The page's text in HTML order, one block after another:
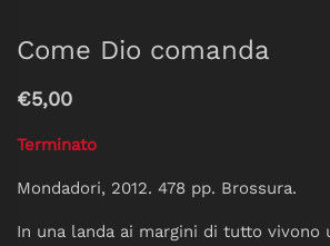
Come Dio comanda
€5,00
Terminato
Mondadori, 2012. 478 pp. Brossura.
In una landa ai margini di tutto vivono